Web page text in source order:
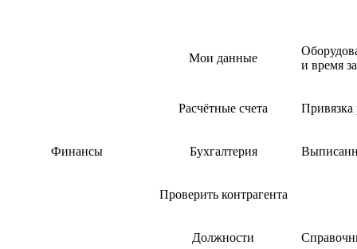
Мои данные
и время
Финансы
Расчётные счета Привязка
Бухгалтерия
Проверить контрагента
Должности